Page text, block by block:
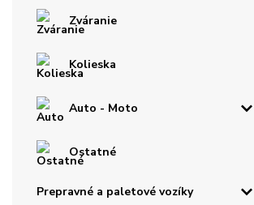
Zváranie
Kolieska
Auto - Moto
Ostatné
Prepravné a paletové vozíky